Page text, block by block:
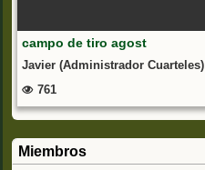
campo de tiro agost
Javier (Administrador Cuarteles)
761
Miembros